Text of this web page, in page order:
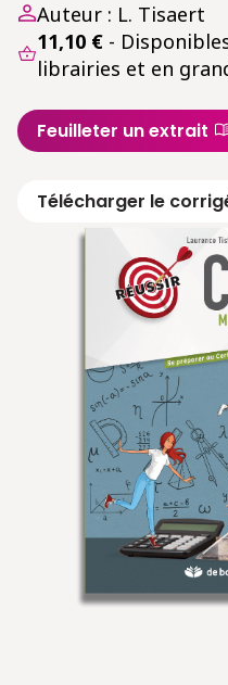
Auteur : L. Tisaert
11,10 € -
librairies et en
Feuilleter un extrait
Télécharger le